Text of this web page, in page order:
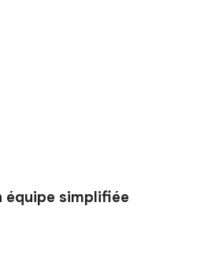
équipe simplifiée